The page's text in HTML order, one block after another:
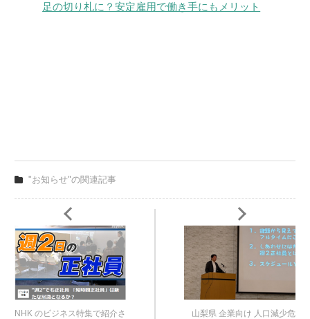
足の切り札に？安定雇用で働き手にもメリット
"お知らせ"の関連記事
NHK のビジネス特集で紹介さ
山梨県 企業向け 人口減少危